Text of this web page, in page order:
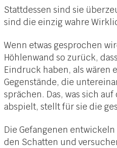
Stattdessen sind sie
sind die einzig wahre
Wenn etwas gesprochen
Höhlenwand so zurück,
Eindruck haben, als wären
Gegenstände, die
sprächen. Das, was sich
abspielt, stellt für sie die
Die Gefangenen
den Schatten und